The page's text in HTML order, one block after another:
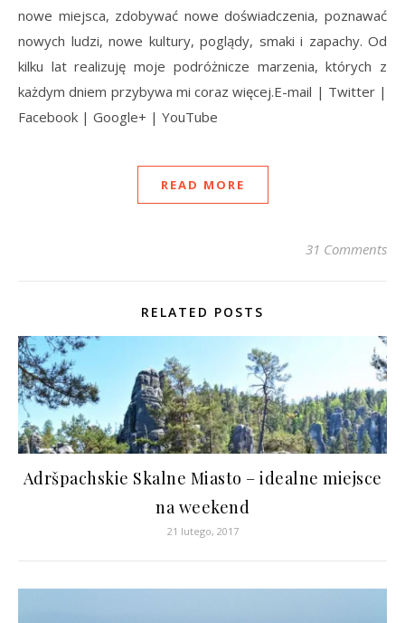
nowe miejsca, zdobywać nowe doświadczenia, poznawać
nowych ludzi, nowe kultury, poglądy, smaki i zapachy. Od
kilku lat realizuję moje podróżnicze marzenia, których z
każdym dniem przybywa mi coraz więcej.E-mail | Twitter |
Facebook | Google+ | YouTube
READ MORE
31 Comments
RELATED POSTS
Adršpachskie Skalne Miasto – idealne miejsce
na weekend
21 lutego, 2017